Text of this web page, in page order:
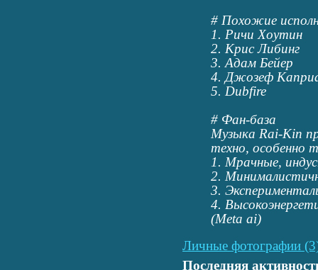
# Похожие
1. Ричи Хоутин
2. Крис Либинг
3. Адам Бейер
4. Джозеф
5. Dubfire
# Фан-база
Музыка Rai-Kin
техно, особенно
1. Мрачные,
2.
3.
4.
(Meta ai)
Личные фотографии
Последняя